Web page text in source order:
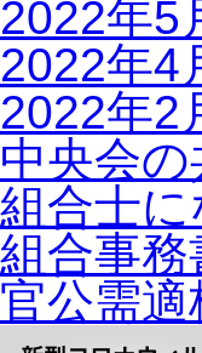
2022年5
2022年4
2022年2
中央会
組合士に
組合事
官公需